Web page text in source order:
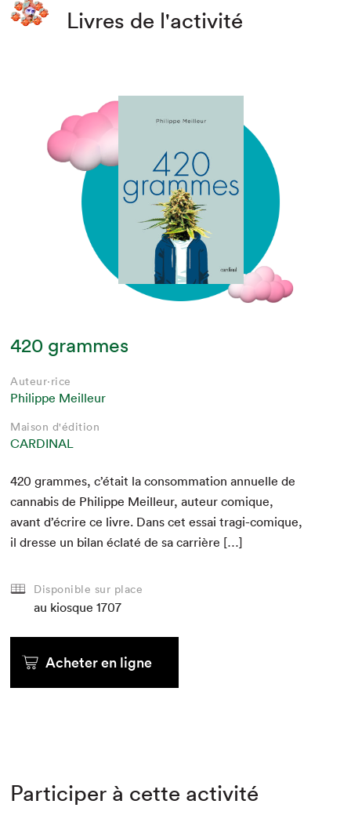
Livres de l'activité
420 grammes
Auteur·rice
Philippe Meilleur
Maison d'édition
CARDINAL
420 grammes, c’était la con­som­ma­tion annuelle de
cannabis de Philippe Meilleur, auteur comique,
avant d’écrire ce livre. Dans cet essai tra­gi-comique,
il dresse un bilan éclaté de sa carrière […]
Disponible sur place
au kiosque 1707
Acheter en ligne
Participer à cette activité